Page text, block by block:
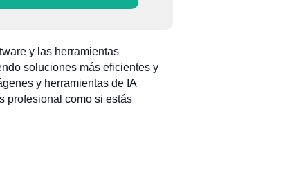
y las herramientas
soluciones más eficientes y
y herramientas de IA
profesional como si estás